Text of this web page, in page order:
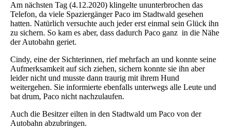
Am nächsten Tag (4.12.2020) klingelte ununterbrochen das
Telefon, da viele Spaziergänger Paco im Stadtwald gesehen
hatten. Natürlich versuchte auch jeder erst einmal sein Glück ihn
zu sichern. So kam es aber, dass dadurch Paco ganz in die Nähe
der Autobahn geriet.
Cindy, eine der Sichterinnen, rief mehrfach an und konnte seine
Aufmerksamkeit auf sich ziehen, sichern konnte sie ihn aber
leider nicht und musste dann traurig mit ihrem Hund
weitergehen. Sie informierte ebenfalls unterwegs alle Leute und
bat drum, Paco nicht nachzulaufen.
Auch die Besitzer eilten in den Stadtwald um Paco von der
Autobahn abzubringen.